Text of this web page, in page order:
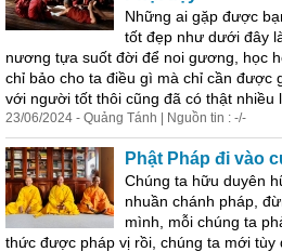
Những ai gặp được
tốt đẹp như dưới đây
nương tựa suốt đời để noi gương, học
chỉ bảo cho ta điều gì mà chỉ cần được
với người tốt thôi cũng đã có thật nhiều
23/06/2024 - Quảng Tánh | Nguồn tin : -/-
Phật Pháp đi vào
Chúng ta hữu duyên
nhuần chánh pháp,
mình, mỗi chúng ta
thức được pháp vị rồi, chúng ta mới tùy